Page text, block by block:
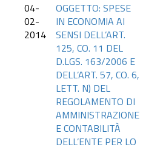
04-
02-
2014
OGGETTO: SPESE
IN ECONOMIA AI
SENSI DELL’ART.
125, CO. 11 DEL
D.LGS. 163/2006 E
DELL’ART. 57, CO. 6,
LETT. N) DEL
REGOLAMENTO DI
AMMINISTRAZIONE
E CONTABILITÀ
DELL’ENTE PER LO